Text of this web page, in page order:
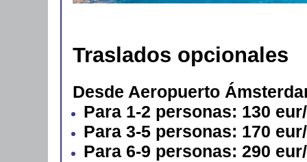
Traslados opcionales
Desde Aeropuerto
Para 1-2 personas: 130
Para 3-5 personas: 170
Para 6-9 personas: 290